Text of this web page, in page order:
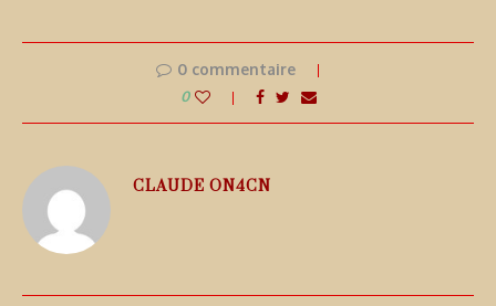
0 commentaire
0
CLAUDE ON4CN